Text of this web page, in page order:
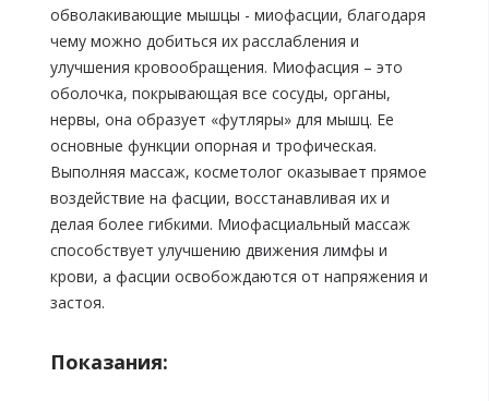
обволакивающие мышцы - миофасции, благодаря
чему можно добиться их расслабления и
улучшения кровообращения. Миофасция – это
оболочка, покрывающая все сосуды, органы,
нервы, она образует «футляры» для мышц. Ее
основные функции опорная и трофическая.
Выполняя массаж, косметолог оказывает прямое
воздействие на фасции, восстанавливая их и
делая более гибкими. Миофасциальный массаж
способствует улучшению движения лимфы и
крови, а фасции освобождаются от напряжения и
застоя.
Показания: